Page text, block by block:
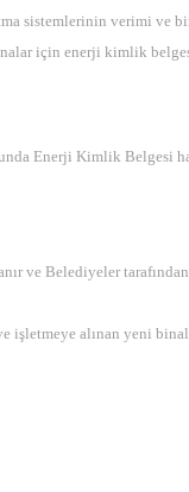
sistemlerinin verimi ve
için enerji kimlik
Enerji Kimlik Belgesi
ve Belediyeler
alınan yeni